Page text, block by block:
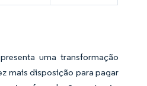
uma transformação
mais disposição para pagar